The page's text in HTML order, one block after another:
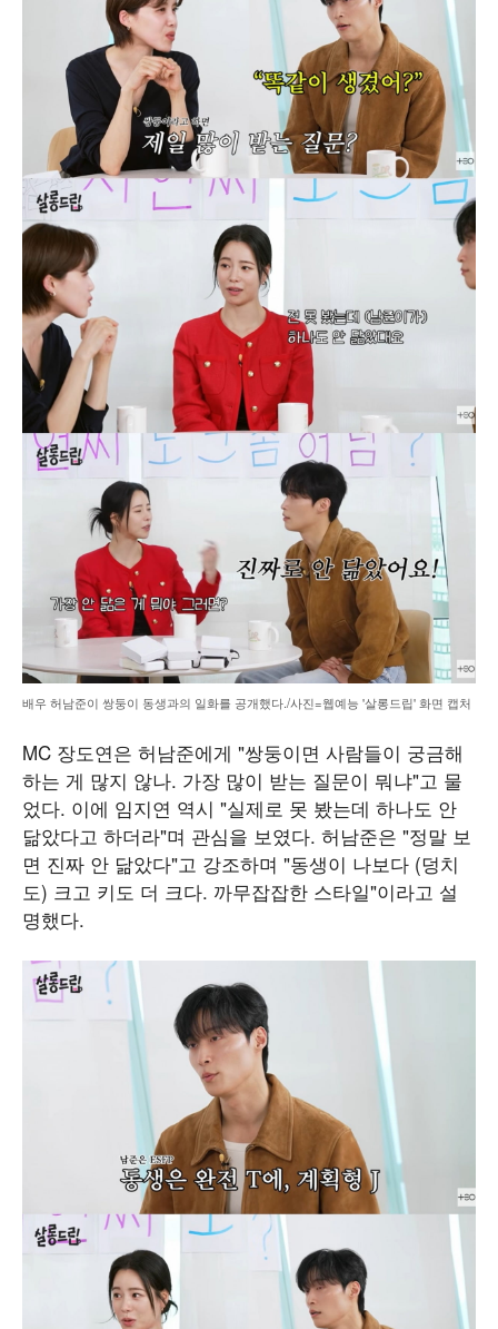
배우 허남준이 쌍둥이 동생과의 일화를 공개했다./사진=웹예능 '살롱드립' 화면 캡처
MC 장도연은 허남준에게 "쌍둥이면 사람들이 궁금해
하는 게 많지 않나. 가장 많이 받는 질문이 뭐냐"고 물
었다. 이에 임지연 역시 "실제로 못 봤는데 하나도 안
닮았다고 하더라"며 관심을 보였다. 허남준은 "정말 보
면 진짜 안 닮았다"고 강조하며 "동생이 나보다 (덩치
도) 크고 키도 더 크다. 까무잡잡한 스타일"이라고 설
명했다.